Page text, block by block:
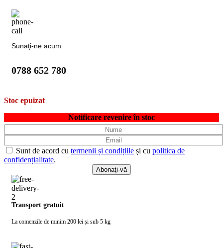
Sunaţi-ne acum
0788 652 780
Stoc epuizat
Notificare revenire în stoc
Sunt de acord cu termenii și condițiile și cu politica de
confidențialitate.
Transport gratuit
La comenzile de minim 200 lei și sub 5 kg